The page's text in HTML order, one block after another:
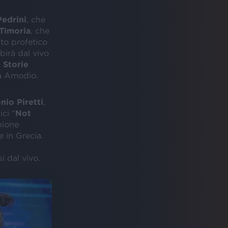
, che
, che
profetico
dal vivo
Storie
Amodio.
Piretti
“Not
in Grecia.
dal vivo.